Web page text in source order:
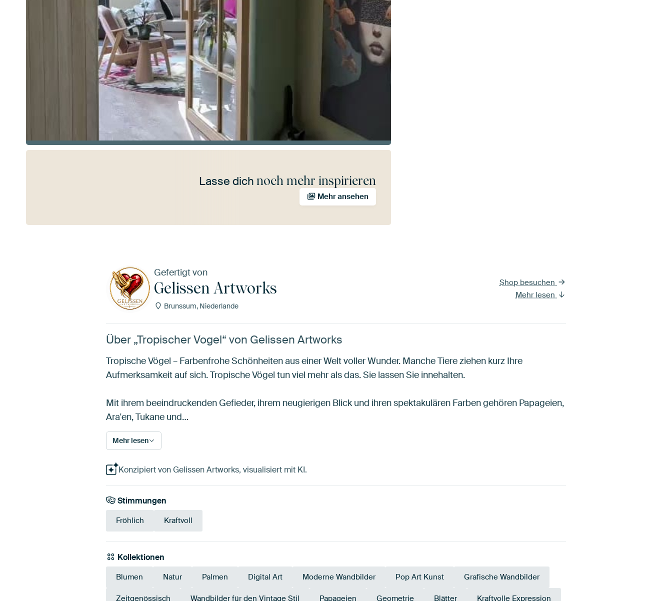
Lasse dich noch mehr inspirieren
Mehr ansehen
Gefertigt von
Gelissen Artworks
Brunssum, Niederlande
Shop besuchen
Mehr lesen
Über „Tropischer Vogel“ von Gelissen Artworks
Tropische Vögel – Farbenfrohe Schönheiten aus einer Welt voller Wunder. Manche Tiere ziehen kurz Ihre
Aufmerksamkeit auf sich. Tropische Vögel tun viel mehr als das. Sie lassen Sie innehalten.
Mit ihrem beeindruckenden Gefieder, ihrem neugierigen Blick und ihren spektakulären Farben gehören Papageien,
Ara'en, Tukane und…
Mehr lesen
Konzipiert von Gelissen Artworks, visualisiert mit KI.
Stimmungen
Fröhlich Kraftvoll
Kollektionen
Blumen Natur Palmen Digital Art Moderne Wandbilder Pop Art Kunst Grafische Wandbilder
Zeitgenössisch Wandbilder für den Vintage Stil Papageien Geometrie Blätter Kraftvolle Expression